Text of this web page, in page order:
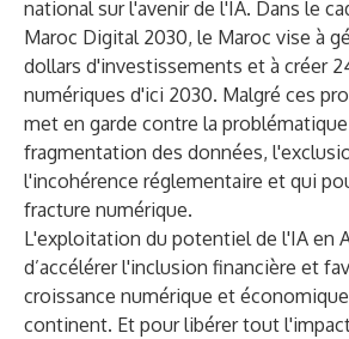
national sur l'avenir de l'IA. Dans le
Maroc Digital 2030, le Maroc vise à
dollars d'investissements et à créer
numériques d'ici 2030. Malgré ces
met en garde contre la problématique
fragmentation des données,
l'incohérence réglementaire et qui
fracture numérique.
L'exploitation du potentiel de l'IA en
d’accélérer l'inclusion financière et
croissance numérique et économique
continent. Et pour libérer tout